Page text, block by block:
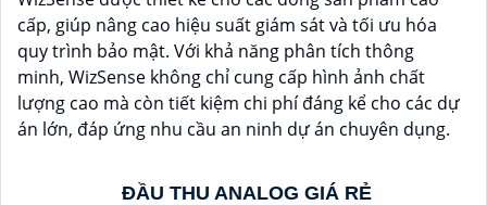
xoay 360 độ, góc quay rộng. - Độ phân giải Full HD
1080p. - Hỗ trợ kết nối không dây WiFi. - Tích hợp công
nghệ hồng ngoại thông minh. - Phù hợp để theo dõi
khoảng cách xa.
📽 2:**Camera Hikvision DS-2CD1021-I**: - Camera IP
2MP (1920x1080). - Hỗ trợ chống ngược sáng kỹ thuật
cấp, giúp nâng cao hiệu suất giám sát và tối ưu hóa
quy trình bảo mật. Với khả năng phân tích thông
minh, WizSense không chỉ cung cấp hình ảnh chất
lượng cao mà còn tiết kiệm chi phí đáng kể cho các dự
án lớn, đáp ứng nhu cầu an ninh dự án chuyên dụng.
ĐẦU THU ANALOG GIÁ RẺ